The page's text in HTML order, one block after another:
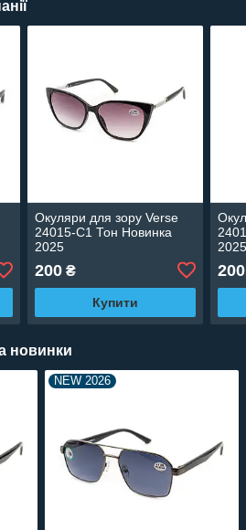
Окуляри для зору Verse
24015-C1 Тон Новинка
2025
200₴
Купити
200
новинки
NEW 2026